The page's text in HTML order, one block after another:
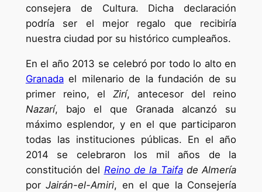
consejera de Cultura. Dicha declaración
podría ser el mejor regalo que recibiría
nuestra ciudad por su histórico cumpleaños.
En el año 2013 se celebró por todo lo alto en
Granadael milenario de la fundación de su
primer reino, el Zirí, antecesor del reino
Nazarí, bajo el que Granada alcanzó su
máximo esplendor, y en el que participaron
todas las instituciones públicas. En el año
2014 se celebraron los mil años de la
constitución del Reino de la Taifade Almería
porJairán-el-Amiri, en el que la Consejería